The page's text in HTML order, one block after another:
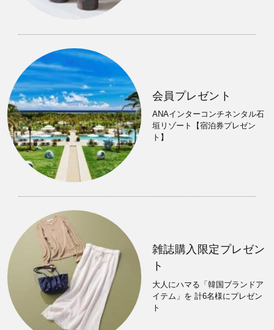
会員プレゼント
ANAインターコンチネンタル石
垣リゾート【宿泊券プレゼン
ト】
雑誌購入限定プレゼン
ト
大人にハマる「韓国ブランドア
イテム」を 計6名様にプレゼン
ト